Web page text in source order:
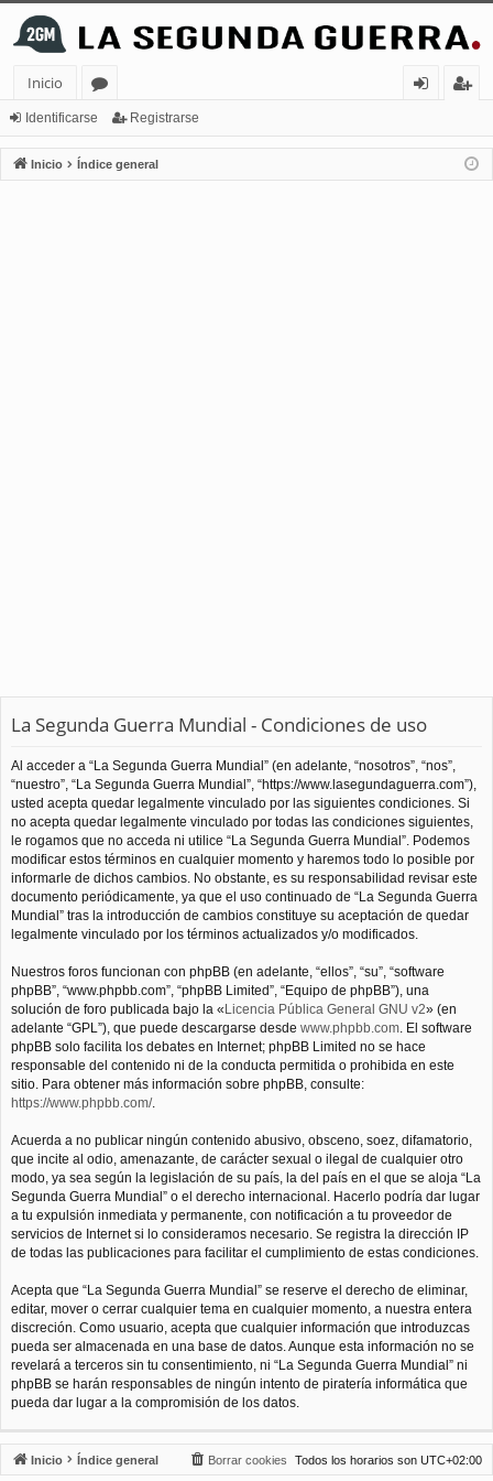
Inicio
or
os
nt
ifi
ist
ra
Identificarse Registrarse
Inicio Índice general
La Segunda Guerra Mundial - Condiciones de uso
Al acceder a “La Segunda Guerra Mundial” (en adelante, “nosotros”, “nos”,
“nuestro”, “La Segunda Guerra Mundial”, “https://www.lasegundaguerra.com”),
usted acepta quedar legalmente vinculado por las siguientes condiciones. Si
no acepta quedar legalmente vinculado por todas las condiciones siguientes,
le rogamos que no acceda ni utilice “La Segunda Guerra Mundial”. Podemos
modificar estos términos en cualquier momento y haremos todo lo posible por
informarle de dichos cambios. No obstante, es su responsabilidad revisar este
documento periódicamente, ya que el uso continuado de “La Segunda Guerra
Mundial” tras la introducción de cambios constituye su aceptación de quedar
legalmente vinculado por los términos actualizados y/o modificados.
Nuestros foros funcionan con phpBB (en adelante, “ellos”, “su”, “software
phpBB”, “www.phpbb.com”, “phpBB Limited”, “Equipo de phpBB”), una
solución de foro publicada bajo la «Licencia Pública General GNU v2» (en
adelante “GPL”), que puede descargarse desde www.phpbb.com. El software
phpBB solo facilita los debates en Internet; phpBB Limited no se hace
responsable del contenido ni de la conducta permitida o prohibida en este
sitio. Para obtener más información sobre phpBB, consulte:
https://www.phpbb.com/.
Acuerda a no publicar ningún contenido abusivo, obsceno, soez, difamatorio,
que incite al odio, amenazante, de carácter sexual o ilegal de cualquier otro
modo, ya sea según la legislación de su país, la del país en el que se aloja “La
Segunda Guerra Mundial” o el derecho internacional. Hacerlo podría dar lugar
a tu expulsión inmediata y permanente, con notificación a tu proveedor de
servicios de Internet si lo consideramos necesario. Se registra la dirección IP
de todas las publicaciones para facilitar el cumplimiento de estas condiciones.
Acepta que “La Segunda Guerra Mundial” se reserve el derecho de eliminar,
editar, mover o cerrar cualquier tema en cualquier momento, a nuestra entera
discreción. Como usuario, acepta que cualquier información que introduzcas
pueda ser almacenada en una base de datos. Aunque esta información no se
revelará a terceros sin tu consentimiento, ni “La Segunda Guerra Mundial” ni
phpBB se harán responsables de ningún intento de piratería informática que
pueda dar lugar a la compromisión de los datos.
Inicio Índice general Todos los horarios son UTC+02:00
Borrar cookies